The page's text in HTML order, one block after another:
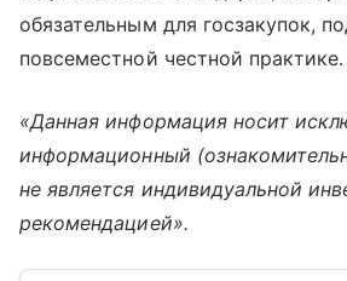
обязательным для госзакупок,
повсеместной честной практике.
«Данная информация носит
информационный
не является индивидуальной
рекомендацией».